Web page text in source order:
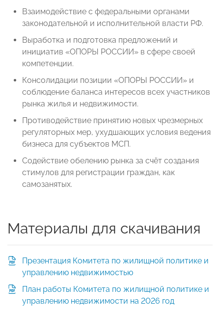
Взаимодействие с федеральными органами
законодательной и исполнительной власти РФ.
Выработка и подготовка предложений и
инициатив «ОПОРЫ РОССИИ» в сфере своей
компетенции.
Консолидации позиции «ОПОРЫ РОССИИ» и
соблюдение баланса интересов всех участников
рынка жилья и недвижимости.
Противодействие принятию новых чрезмерных
регуляторных мер, ухудшающих условия ведения
бизнеса для субъектов МСП.
Содействие обелению рынка за счёт создания
стимулов для регистрации граждан, как
самозанятых.
Материалы для скачивания
Презентация Комитета по жилищной политике и
управлению недвижимостью
План работы Комитета по жилищной политике и
управлению недвижимости на 2026 год